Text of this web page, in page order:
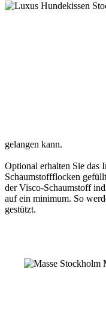
gelangen kann.
Optional erhalten Sie das
Schaumstoffflocken
der Visco-Schaumstoff
auf ein minimum. So
gestützt.